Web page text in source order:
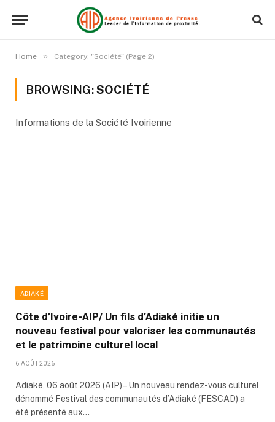
Home » Category: "Société" (Page 2)
BROWSING:SOCIÉTÉ
Informations de la Société Ivoirienne
ADIAKÉ
Côte d’Ivoire-AIP/ Un fils d’Adiaké initie un
nouveau festival pour valoriser les communautés
et le patrimoine culturel local
6 AOÛT 2026
Adiaké, 06 août 2026 (AIP) – Un nouveau rendez-vous culturel
dénommé Festival des communautés d’Adiaké (FESCAD) a
été présenté aux…